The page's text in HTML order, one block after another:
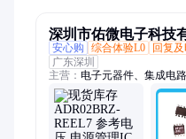
深圳市佑微电子科技
安心购
综合体验L0 回复
广东深圳
主营： 电子元器件、集成电
mentor